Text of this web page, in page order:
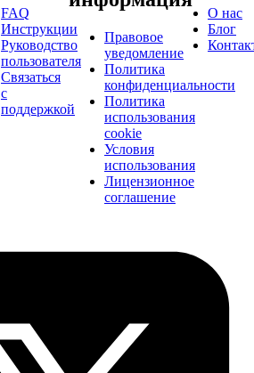
FAQ
Инструкции
Руководство
пользователя
Связаться
с
поддержкой
Правовое
уведомление
Политика
конфиденциальности
Политика
использования
cookie
Условия
использования
Лицензионное
соглашение
О нас
Блог